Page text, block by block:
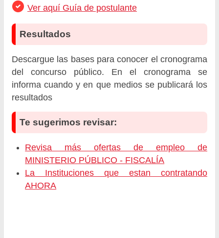
Ver aquí Guía de postulante
Resultados
Descargue las bases para conocer el cronograma
del concurso público. En el cronograma se
informa cuando y en que medios se publicará los
resultados
Te sugerimos revisar:
Revisa más ofertas de empleo de
MINISTERIO PÚBLICO - FISCALÍA
La Instituciones que estan contratando
AHORA